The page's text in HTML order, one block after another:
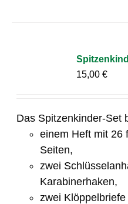
15,00€
Das Spitzenkinder-Set
einem Heft mit 26
Seiten,
zwei
Karabinerhaken,
zwei